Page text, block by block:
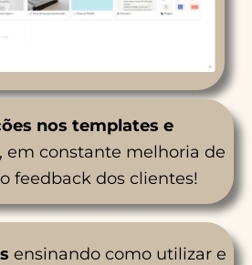
nos templates e
, em constante melhoria de
feedback dos clientes!
ensinando como utilizar e